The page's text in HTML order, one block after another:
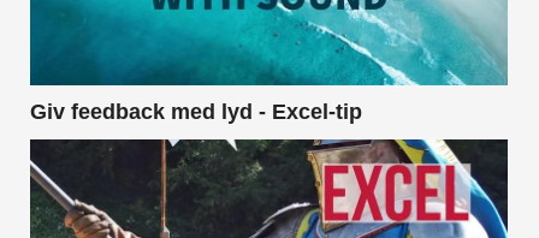
Giv feedback med lyd - Excel-tip